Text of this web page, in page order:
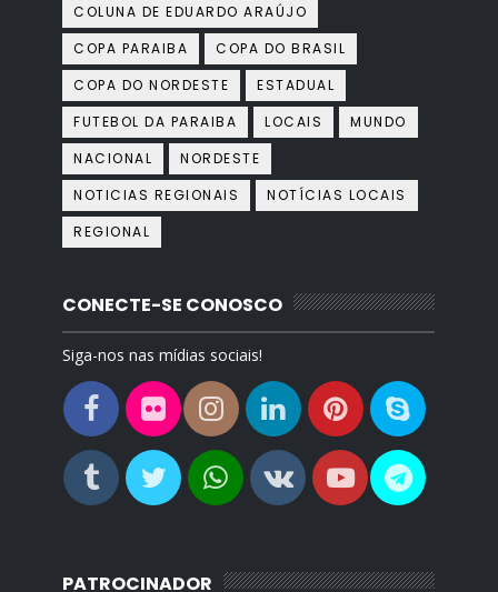
COLUNA DE EDUARDO ARAÚJO
COPA PARAIBA
COPA DO BRASIL
COPA DO NORDESTE
ESTADUAL
FUTEBOL DA PARAIBA
LOCAIS
MUNDO
NACIONAL
NORDESTE
NOTICIAS REGIONAIS
NOTÍCIAS LOCAIS
REGIONAL
CONECTE-SE CONOSCO
Siga-nos nas mídias sociais!
PATROCINADOR